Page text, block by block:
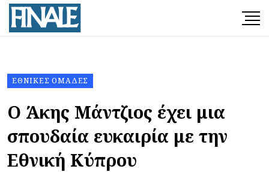
ΕΘΝΙΚΈΣ ΟΜΆΔΕΣ
Ο Άκης Μάντζιος έχει μια
σπουδαία ευκαιρία με την
Εθνική Κύπρου